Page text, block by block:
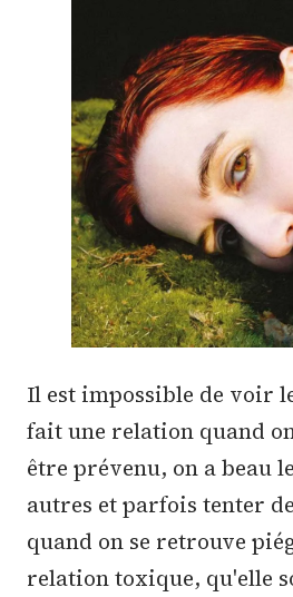
Il est impossible de voir
fait une relation quand
être prévenu, on a beau
autres et parfois tenter
quand on se retrouve
relation toxique, qu'elle